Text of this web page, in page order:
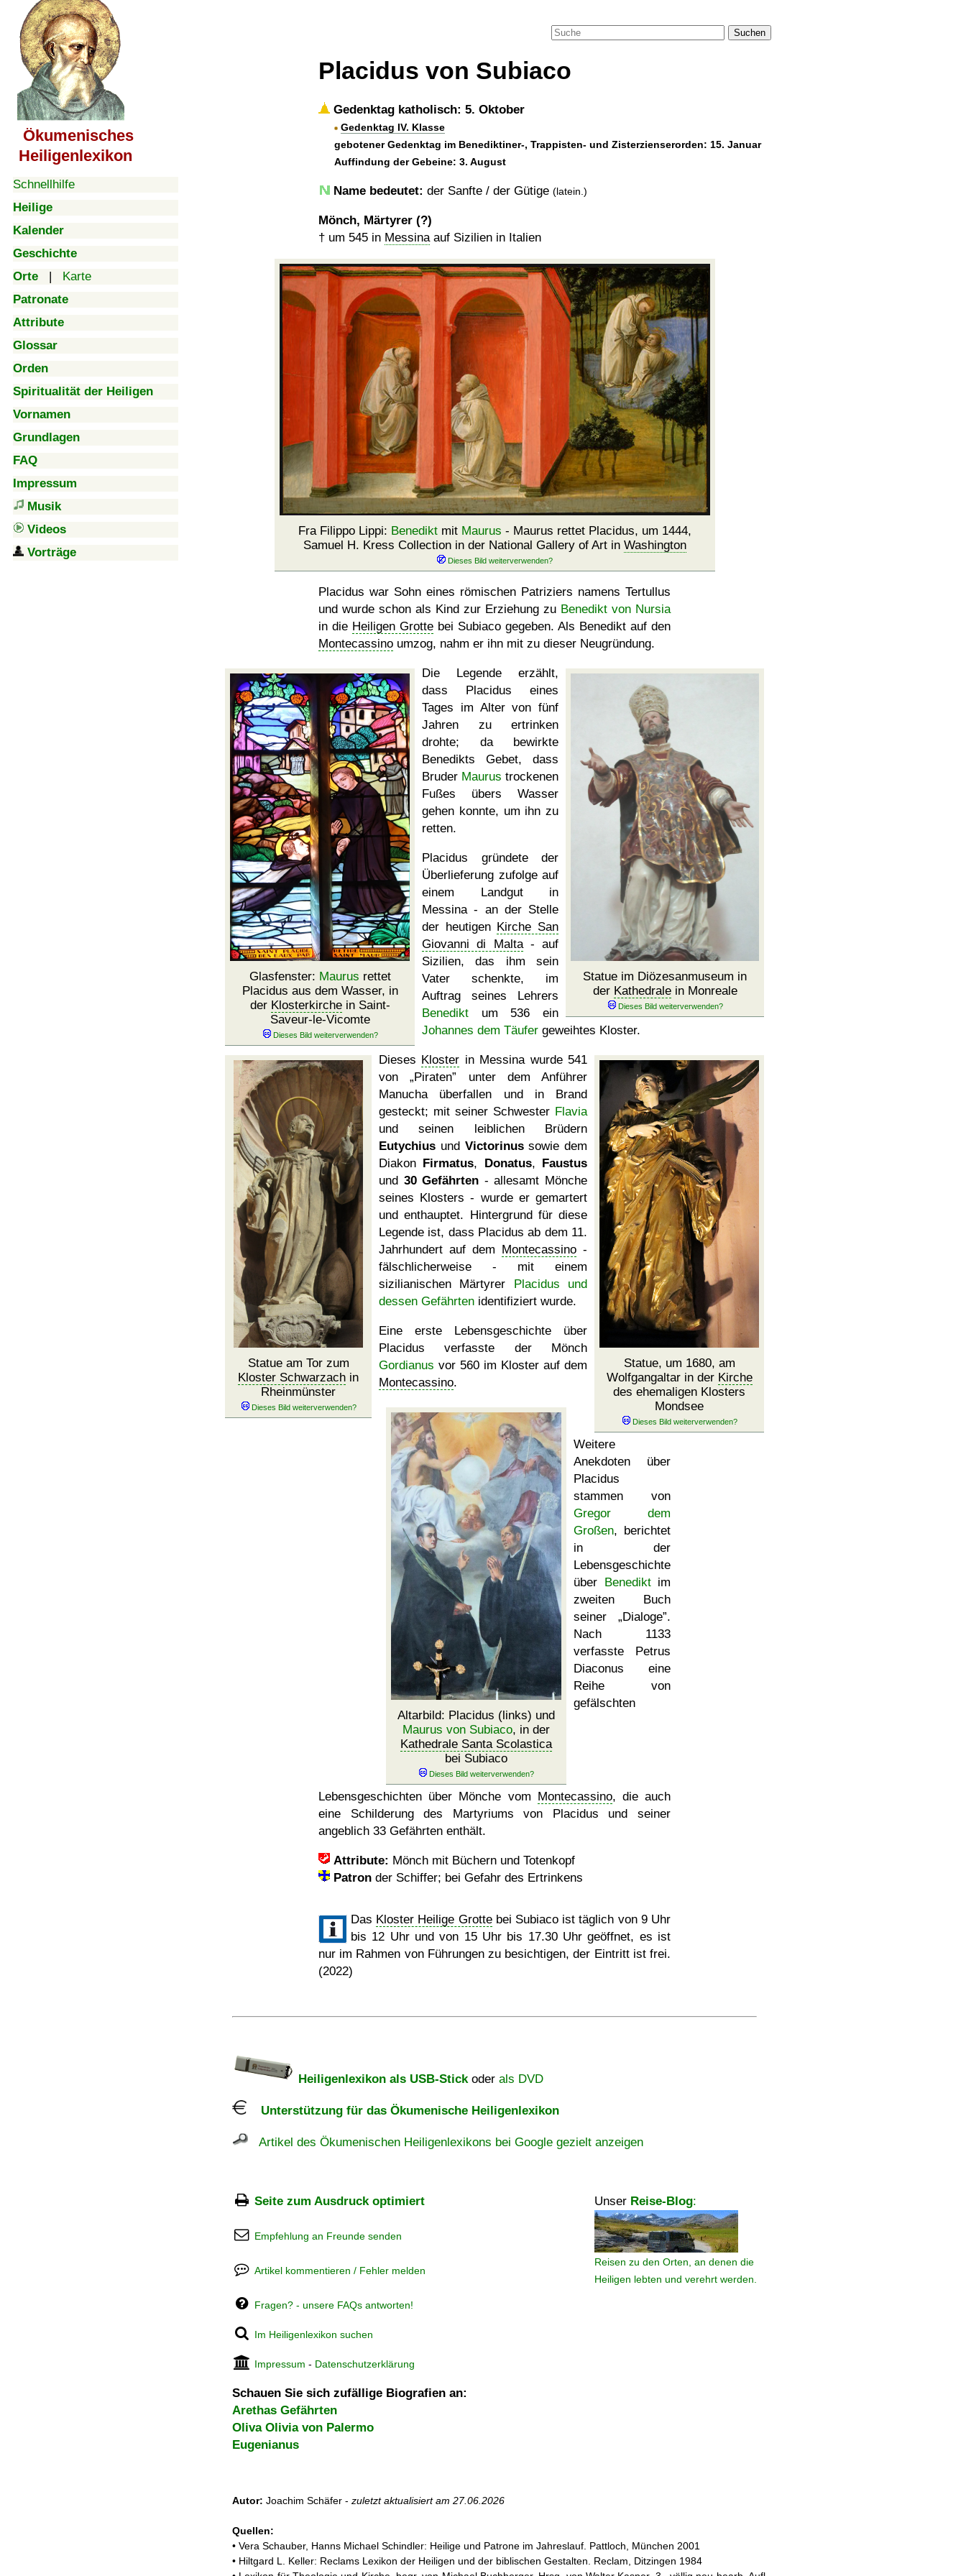
Ökumenisches
Heiligenlexikon
Schnellhilfe
Heilige
Kalender
Geschichte
Orte | Karte
Patronate
Attribute
Glossar
Orden
Spiritualität der Heiligen
Vornamen
Grundlagen
FAQ
Impressum
Musik
Videos
Vorträge
Suchen
Placidus von Subiaco
Gedenktag katholisch: 5. Oktober
Gedenktag IV. Klasse
gebotener Gedenktag im Benediktiner-, Trappisten- und Zisterzienserorden: 15. Januar
Auffindung der Gebeine: 3. August
Name bedeutet: der Sanfte / der Gütige (latein.)
Mönch, Märtyrer (?)
† um 545 in Messinaauf Sizilien in Italien
Fra Filippo Lippi: Benediktmit Maurus - Maurus rettet Placidus, um 1444,
Samuel H. Kress Collection in der National Gallery of Art in Washington
Placidus war Sohn eines römischen Patriziers namens Tertullus
und wurde schon als Kind zur Erziehung zu Benedikt von Nursia
in die Heiligen Grotte bei Subiaco gegeben. Als Benedikt auf den
Montecassino umzog, nahm er ihn mit zu dieser Neugründung.
Statue im Diözesanmuseum in
der Kathedralein Monreale
Glasfenster: Maurus rettet
Placidus aus dem Wasser, in
der Klosterkirchein Saint-
Saveur-le-Vicomte
Die Legende erzählt,
dass Placidus eines
Tages im Alter von fünf
Jahren zu ertrinken
drohte; da bewirkte
Benedikts Gebet, dass
Bruder Maurus trockenen
Fußes übers Wasser
gehen konnte, um ihn zu
retten.
Placidus gründete der
Überlieferung zufolge auf
einem Landgut in
Messina - an der Stelle
der heutigen Kirche San
Giovanni di Malta- auf
Sizilien, das ihm sein
Vater schenkte, im
Auftrag seines Lehrers
Benedikt um 536 ein
Johannes dem Täufer geweihtes Kloster.
Statue am Tor zum
Kloster Schwarzach in
Rheinmünster
Statue, um 1680, am
Wolfgangaltar in der Kirche
des ehemaligen Klosters
Mondsee
Dieses Kloster in Messina wurde 541
von Piraten
unter dem Anführer
Manucha überfallen und in Brand
gesteckt; mit seiner Schwester Flavia
und seinen leiblichen Brüdern
Eutychius und Victorinussowie dem
Diakon Firmatus, Donatus, Faustus
und 30 Gefährten - allesamt Mönche
seines Klosters - wurde er gemartert
und enthauptet. Hintergrund für diese
Legende ist, dass Placidus ab dem 11.
Jahrhundert auf dem Montecassino -
fälschlicherweise - mit einem
sizilianischen Märtyrer Placidus und
dessen Gefährten identifiziert wurde.
Eine erste Lebensgeschichte über
Placidus verfasste der Mönch
Gordianus vor 560 im Kloster auf dem
Montecassino.
Altarbild: Placidus (links) und
Maurus von Subiaco, in der
Kathedrale Santa Scolastica
bei Subiaco
Weitere
Anekdoten über
Placidus
stammen von
Gregor dem
Großen, berichtet
in der
Lebensgeschichte
über Benediktim
zweiten Buch
seiner
Dialoge .
Nach 1133
verfasste Petrus
Diaconus eine
Reihe von
gefälschten
Lebensgeschichten über Mönche vom Montecassino, die auch
eine Schilderung des Martyriums von Placidus und seiner
angeblich 33 Gefährten enthält.
Attribute: Mönch mit Büchern und Totenkopf
Patron der Schiffer; bei Gefahr des Ertrinkens
Das Kloster Heilige Grottebei Subiaco ist täglich von 9 Uhr
bis 12 Uhr und von 15 Uhr bis 17.30 Uhr geöffnet, es ist
nur im Rahmen von Führungen zu besichtigen, der Eintritt ist frei.
(2022)
Heiligenlexikon als USB-Stickoder als DVD
Unterstützung für das Ökumenische Heiligenlexikon
Artikel des Ökumenischen Heiligenlexikons bei Google gezielt anzeigen
Seite zum Ausdruck optimiert Unser Reise-Blog:
Reisen zu den Orten, an denen die
Heiligen lebten und verehrt werden.
Empfehlung an Freunde senden
Artikel kommentieren / Fehler melden
Fragen? - unsere FAQs antworten!
Im Heiligenlexikon suchen
Impressum - Datenschutzerklärung
Schauen Sie sich zufällige Biografien an:
Arethas Gefährten
Oliva Olivia von Palermo
Eugenianus
Autor: Joachim Schäfer - zuletzt aktualisiert am 27.06.2026
Quellen:
• Vera Schauber, Hanns Michael Schindler: Heilige und Patrone im Jahreslauf. Pattloch, München 2001
• Hiltgard L. Keller: Reclams Lexikon der Heiligen und der biblischen Gestalten. Reclam, Ditzingen 1984